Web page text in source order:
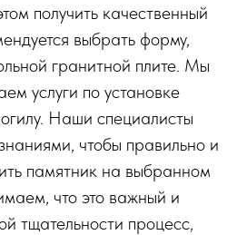
получить качественный
выбрать форму,
гранитной плите. Мы
услуги по установке
Наши специалисты
чтобы правильно и
памятник на выбранном
что это важный и
тщательности процесс,